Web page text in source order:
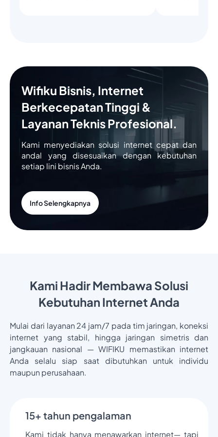
Wifiku Bisnis, Internet
Berkecepatan Tinggi &
Layanan Teknis Profesional.
Kami menyediakan solusi internet cepat dan
andal yang disesuaikan dengan kebutuhan
setiap lini bisnis Anda.
Info Selengkapnya
Kami Hadir Membawa Solusi
Kebutuhan Internet Anda
Mulai dari layanan 24 jam/7 pada tim jaringan, koneksi
internet yang stabil, hingga jaringan simetris dan
jangkauan nasional — WIFIKU memastikan internet
Anda selalu siap saat dibutuhkan untuk individu
maupun perusahaan.
15+ tahun pengalaman
Kami tidak hanya menawarkan internet— tapi